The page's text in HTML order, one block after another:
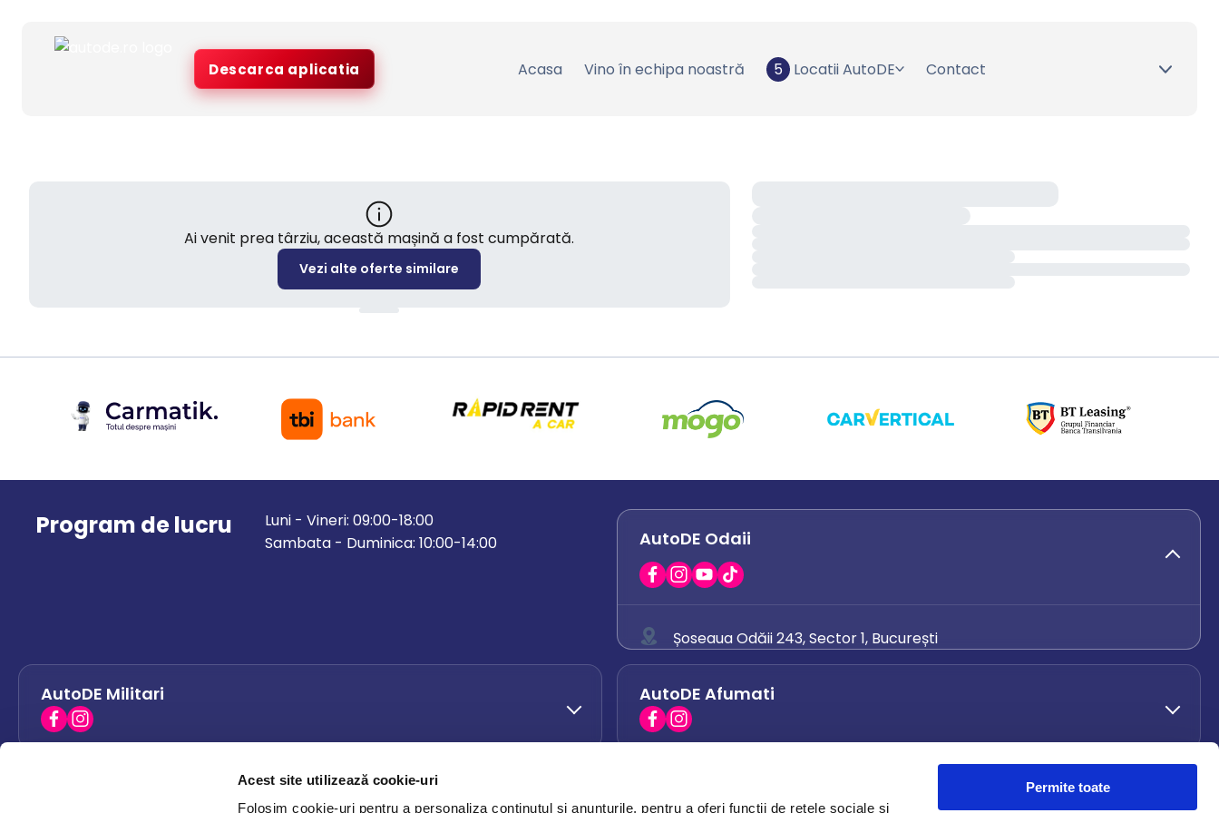
Acest site utilizează cookie-uri
Folosim cookie-uri pentru a personaliza conținutul și anunțurile, pentru a oferi funcții de rețele sociale și
Permite toate
Descarca aplicatia Acasa Vino în echipa noastră 5 Locatii AutoDE Contact
Ai venit prea târziu, această mașină a fost cumpărată.
Vezi alte oferte similare
Program de lucru
Luni - Vineri: 09:00-18:00
Sambata - Duminica: 10:00-14:00
AutoDE Odaii
Șoseaua Odăii 243, Sector 1, București
0742 444 194
office.odaii@autode.ro
AutoDE Militari AutoDE Afumati